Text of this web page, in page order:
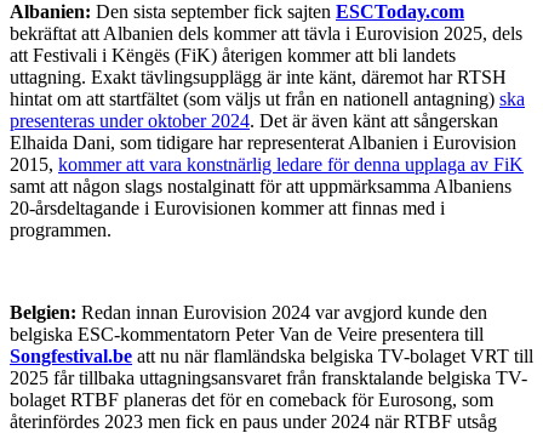
Albanien: Den sista september fick sajten ESCToday.com
bekräftat att Albanien dels kommer att tävla i Eurovision 2025, dels
att Festivali i Këngës (FiK) återigen kommer att bli landets
uttagning. Exakt tävlingsupplägg är inte känt, däremot har RTSH
hintat om att startfältet (som väljs ut från en nationell antagning) ska
presenteras under oktober 2024. Det är även känt att sångerskan
Elhaida Dani, som tidigare har representerat Albanien i Eurovision
2015, kommer att vara konstnärlig ledare för denna upplaga av FiK
samt att någon slags nostalginatt för att uppmärksamma Albaniens
20-årsdeltagande i Eurovisionen kommer att finnas med i
programmen.
Belgien: Redan innan Eurovision 2024 var avgjord kunde den
belgiska ESC-kommentatorn Peter Van de Veire presentera till
Songfestival.be att nu när flamländska belgiska TV-bolaget VRT till
2025 får tillbaka uttagningsansvaret från fransktalande belgiska TV-
bolaget RTBF planeras det för en comeback för Eurosong, som
återinfördes 2023 men fick en paus under 2024 när RTBF utsåg